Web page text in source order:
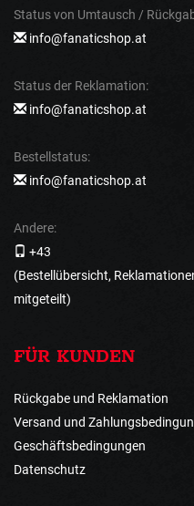
Status von Umtausch /
info@fanaticshop.at
Status der Reklamation:
info@fanaticshop.at
Bestellstatus:
info@fanaticshop.at
Andere:
+43
(Bestellübersicht,
mitgeteilt)
FÜR KUNDEN
Rückgabe und Reklamation
Versand und
Geschäftsbedingungen
Datenschutz